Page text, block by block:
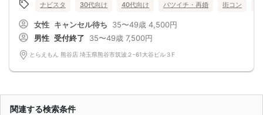
ナビスタ 30代向け 40代向け バツイチ・再婚 街コン
女性 キャンセル待ち 35〜49歳 4,500円
男性 受付終了 35〜49歳 7,500円
とらえもん 熊谷店 埼玉県熊谷市筑波２-61大谷ビル３F
関連する検索条件